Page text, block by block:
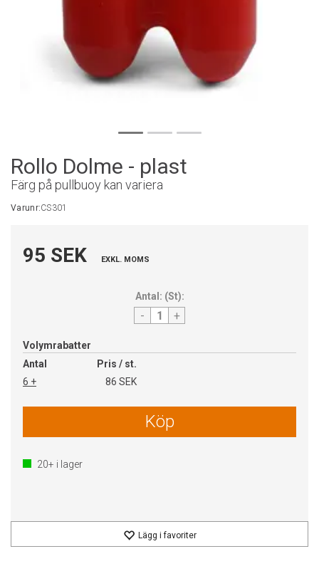
Rollo Dolme - plast
Färg på pullbuoy kan variera
Varunr:CS301
95 SEK EXKL. MOMS
Antal: (St):
- +
Volymrabatter
Antal
Pris / st.
6 +
86 SEK
Köp
20+ i lager
Lägg i favoriter